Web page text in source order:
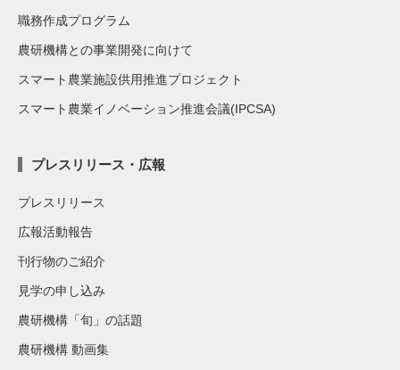
職務作成プログラム
農研機構との事業開発に向けて
スマート農業施設供用推進プロジェクト
スマート農業イノベーション推進会議(IPCSA)
プレスリリース・広報
プレスリリース
広報活動報告
刊行物のご紹介
見学の申し込み
農研機構「旬」の話題
農研機構 動画集